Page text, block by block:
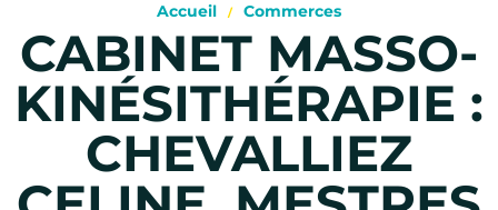
Accueil Commerces
CABINET MASSO-
KINÉSITHÉRAPIE :
CHEVALLIEZ